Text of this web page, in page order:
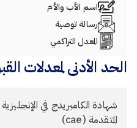
اسم الأب والأم
رسالة توصية
المعدل التراكمي
الحد الأدنى لمعدلات
شهادة الكامبريدج في الإنجليزية
المتقدمة (cae)